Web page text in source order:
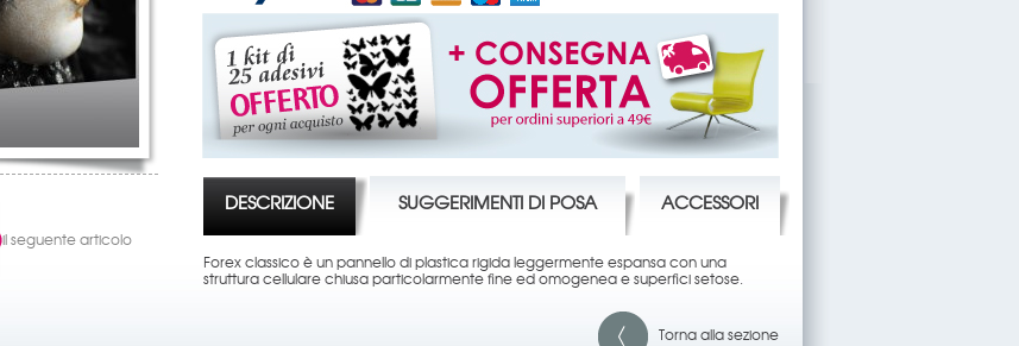
il seguente articolo
DESCRIZIONE SUGGERIMENTI DI POSA ACCESSORI
Forex classico è un pannello di plastica rigida leggermente espansa con una
struttura cellulare chiusa particolarmente fine ed omogenea e superfici setose.
Torna alla sezione